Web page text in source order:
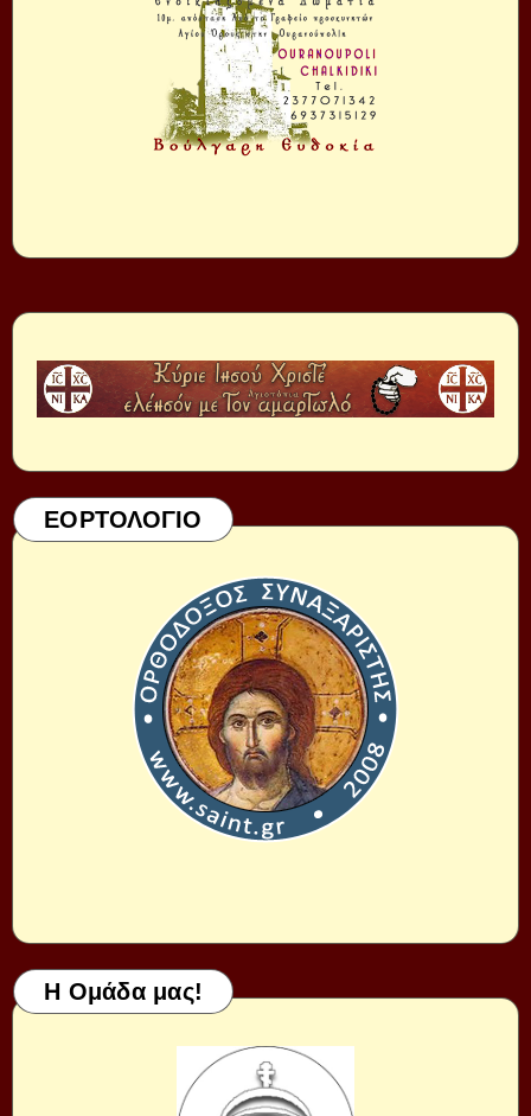
ΕΟΡΤΟΛΟΓΙΟ
Η Ομάδα μας!